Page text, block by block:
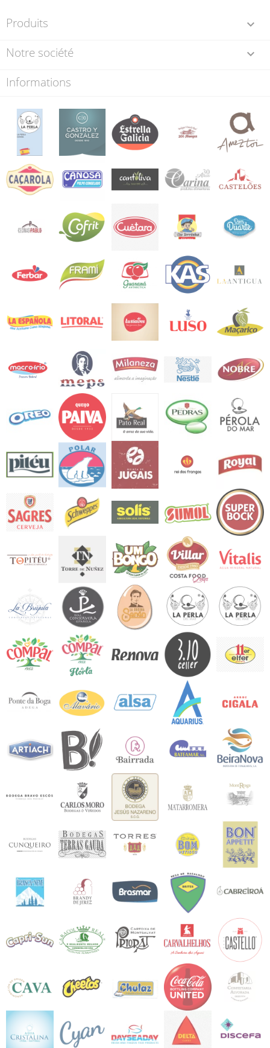
Produits 
Notre société 
Informations